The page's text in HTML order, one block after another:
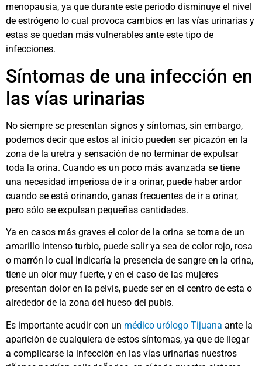
menopausia, ya que durante este periodo disminuye el nivel
de estrógeno lo cual provoca cambios en las vías urinarias y
estas se quedan más vulnerables ante este tipo de
infecciones.
Síntomas de una infección en
las vías urinarias
No siempre se presentan signos y síntomas, sin embargo,
podemos decir que estos al inicio pueden ser picazón en la
zona de la uretra y sensación de no terminar de expulsar
toda la orina. Cuando es un poco más avanzada se tiene
una necesidad imperiosa de ir a orinar, puede haber ardor
cuando se está orinando, ganas frecuentes de ir a orinar,
pero sólo se expulsan pequeñas cantidades.
Ya en casos más graves el color de la orina se torna de un
amarillo intenso turbio, puede salir ya sea de color rojo, rosa
o marrón lo cual indicaría la presencia de sangre en la orina,
tiene un olor muy fuerte, y en el caso de las mujeres
presentan dolor en la pelvis, puede ser en el centro de esta o
alrededor de la zona del hueso del pubis.
Es importante acudir con un médico urólogo Tijuana ante la
aparición de cualquiera de estos síntomas, ya que de llegar
a complicarse la infección en las vías urinarias nuestros